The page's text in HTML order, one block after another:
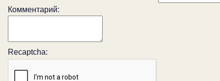
Комментарий:
Recaptcha: